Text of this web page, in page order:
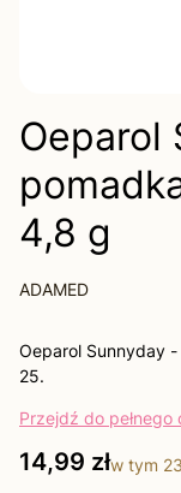
Oeparol
4,8 g
ADAMED
Oeparol Sunnyday
25.
Przejdź do pełnego
Cena
14,99 złw tym